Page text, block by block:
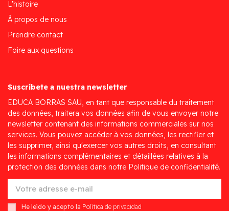
L'histoire
À propos de nous
Prendre contact
Foire aux questions
Suscríbete a nuestra newsletter
EDUCA BORRAS SAU, en tant que responsable du traitement
des données, traitera vos données afin de vous envoyer notre
newsletter contenant des informations commerciales sur nos
services. Vous pouvez accéder à vos données, les rectifier et
les supprimer, ainsi qu'exercer vos autres droits, en consultant
les informations complémentaires et détaillées relatives à la
protection des données dans notre Politique de confidentialité.
He leído y acepto la Política de privacidad